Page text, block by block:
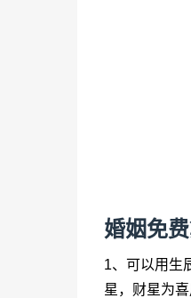
婚姻免
1、可以用生
星，财星为